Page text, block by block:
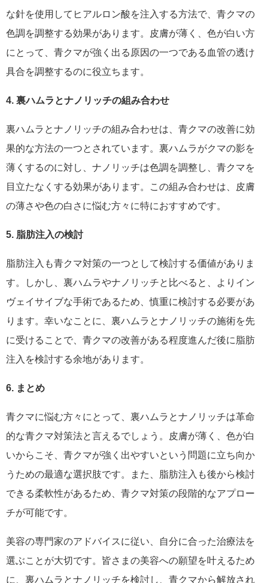
な針を使用してヒアルロン酸を注入する方法で、青クマの
色調を調整する効果があります。皮膚が薄く、色が白い方
にとって、青クマが強く出る原因の一つである血管の透け
具合を調整するのに役立ちます。
4. 裏ハムラとナノリッチの組み合わせ
裏ハムラとナノリッチの組み合わせは、青クマの改善に効
果的な方法の一つとされています。裏ハムラがクマの影を
薄くするのに対し、ナノリッチは色調を調整し、青クマを
目立たなくする効果があります。この組み合わせは、皮膚
の薄さや色の白さに悩む方々に特におすすめです。
5. 脂肪注入の検討
脂肪注入も青クマ対策の一つとして検討する価値がありま
す。しかし、裏ハムラやナノリッチと比べると、よりイン
ヴェイサイブな手術であるため、慎重に検討する必要があ
ります。幸いなことに、裏ハムラとナノリッチの施術を先
に受けることで、青クマの改善がある程度進んだ後に脂肪
注入を検討する余地があります。
6. まとめ
青クマに悩む方々にとって、裏ハムラとナノリッチは革命
的な青クマ対策法と言えるでしょう。皮膚が薄く、色が白
いからこそ、青クマが強く出やすいという問題に立ち向か
うための最適な選択肢です。また、脂肪注入も後から検討
できる柔軟性があるため、青クマ対策の段階的なアプロー
チが可能です。
美容の専門家のアドバイスに従い、自分に合った治療法を
選ぶことが大切です。皆さまの美容への願望を叶えるため
に、裏ハムラとナノリッチを検討し、青クマから解放され